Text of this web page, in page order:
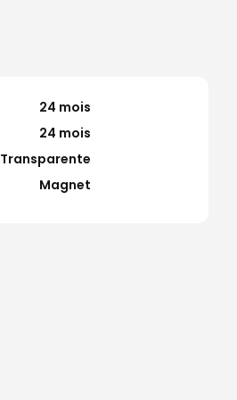
24 mois
24 mois
Transparente
Magnet